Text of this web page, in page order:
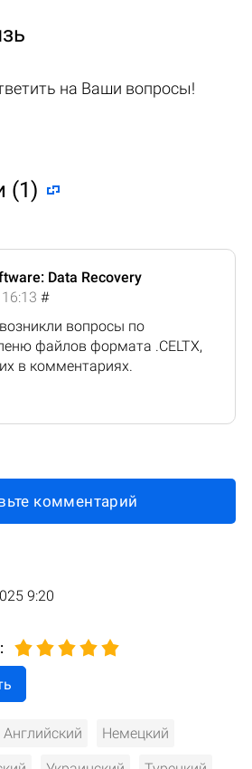
на Ваши вопросы!
(1)
Data Recovery
#
вопросы по
файлов формата .CELTX,
в комментариях.
комментарий
9:20
:
Английский Немецкий